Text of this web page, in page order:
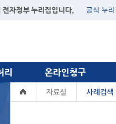
자정부 누리집입니다. 공식 누
리 온라인청구
자료실 사례검색